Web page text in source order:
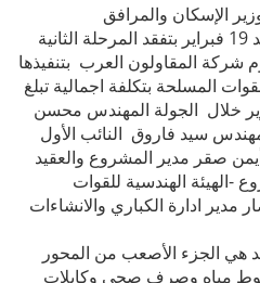
الإسكان والمرافق
والمجتمعات العمرانية يوم الاحد 19 فبراير بتفقد المرحلة الثانية
المقاولون العرب بتنفيذها
المسلحة بتكلفة اجمالية تبلغ
خلال الجولة المهندس محسن
سيد فاروق النائب الأول
صقر مدير المشروع والعقيد
-الهيئة الهندسية للقوات
ادارة الكباري والانشاءات
هي الجزء الأصعب من المحور
مياه وصرف صحي وكابلات